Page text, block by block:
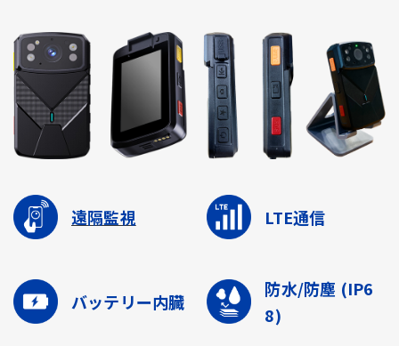
遠隔監視 LTE通信
バッテリー内臓
防水/防塵 (IP6
8)